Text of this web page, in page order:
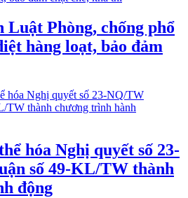
Luật Phòng, chống phổ
hàng loạt, bảo đảm
hóa Nghị quyết số 23-
số 49-KL/TW thành
động